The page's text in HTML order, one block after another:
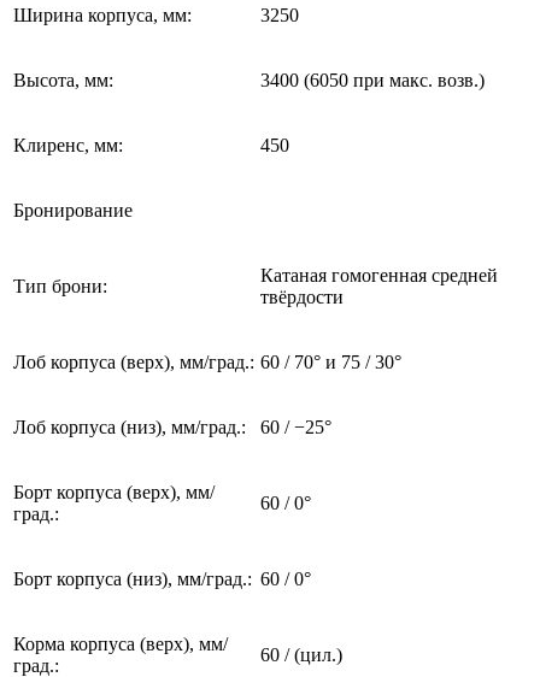
Ширина корпуса, мм: 3250
Высота, мм: 3400 (6050 при макс. возв.)
Клиренс, мм: 450
Бронирование
Тип брони:
Катаная гомогенная средней
твёрдости
Лоб корпуса (верх), мм/град.: 60 / 70° и 75 / 30°
Лоб корпуса (низ), мм/град.: 60 / −25°
Борт корпуса (верх), мм/
град.:
60 / 0°
Борт корпуса (низ), мм/град.: 60 / 0°
Корма корпуса (верх), мм/
град.:
60 / (цил.)